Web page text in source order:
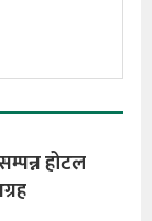
होटल